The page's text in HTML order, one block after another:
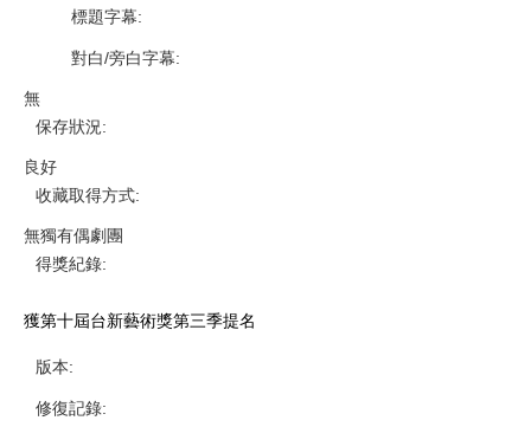
標題字幕:
對白/旁白字幕:
無
保存狀況:
良好
收藏取得方式:
無獨有偶劇團
得獎紀錄:
獲第十屆台新藝術獎第三季提名
版本:
修復記錄: